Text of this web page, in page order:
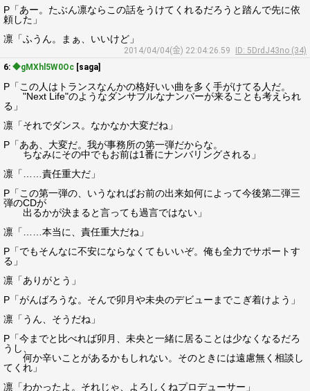
P「あー。たぶん凛ならこの話をうけてくれるだろうと踏んで先に依
頼した」
凛「ふうん。まぁ、いいけど」
2014/04/04(金) 22:04:26.59
ID: 5DrdJ43no (34)
6: ◆gMXhl5W0Oc [saga]
P「この人はトランスなんかの格好いい曲を多く手がけてる人だ。
"Next Life"のようなダンサブルなナンバーが来ることも考えられ
る」
凛「それでダンス。なかなか大変だね」
P「ああ、大変だ。我が事務所の第一弾だからな。
ちなみにその中でもお前は1番にナンバリングされる」
凛「……責任重大だ」
P「この第一弾の、いうなればお前の出来如何によって今後第二弾三
弾のCDが
出るかが決まると言っても過言ではない」
凛「……本当に、責任重大だね」
P「でもそんなに不安にならなくてもいいぞ。俺も全力でサポートす
る」
凛「ありがとう」
P「がんばろうな。そんで卯月や未央のデビューまでこぎ着けよう」
凛「うん、そうだね」
P「今までと比べれば卯月、未央と一緒に居ることは少なくなるだろ
うし、
何か辛いことがあるかもしれない。そのときには遠慮無く相談し
てくれ」
凛「わかったよ。それじゃ、よろしくねプロデューサー」